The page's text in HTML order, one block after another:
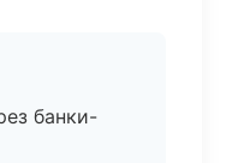
банки-